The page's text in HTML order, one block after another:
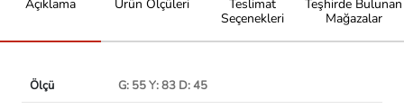
Açıklama Ürün Ölçüleri
Teslimat
Seçenekleri
Teşhirde Bulunan
Mağazalar
Ölçü
G: 55 Y: 83 D: 45